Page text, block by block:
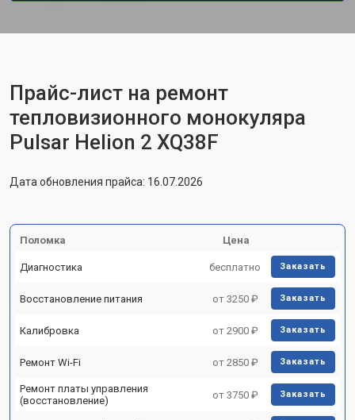
Прайс-лист на ремонт
тепловизионного монокуляра
Pulsar Helion 2 XQ38F
Дата обновления прайса: 16.07.2026
Поломка Цена
Диагностика бесплатно Заказать
Восстановление питания от 3250 ₽ Заказать
Калибровка от 2900 ₽ Заказать
Ремонт Wi-Fi от 2850 ₽ Заказать
Ремонт платы управления
(восстановление)
от 3750 ₽ Заказать